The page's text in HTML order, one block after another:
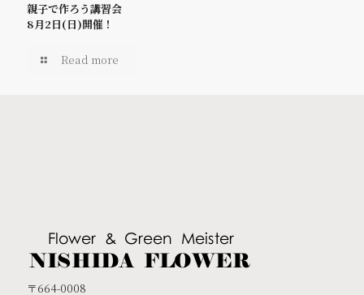
親子で作ろう講習会
8月2日(日)開催！
Read more
〒664-0008